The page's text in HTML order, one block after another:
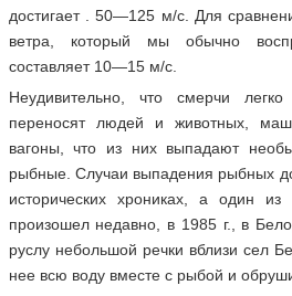
достигает . 50—125 м/с. Для
ветра, который мы обычно
составляет 10—15 м/с.
Неудивительно, что смерчи
переносят людей и животных,
вагоны, что из них выпадают
рыбные. Случаи выпадения рыбных
исторических хрониках, а один из
произошел недавно, в 1985 г., в
руслу небольшой речки вблизи сел
нее всю воду вместе с рыбой и